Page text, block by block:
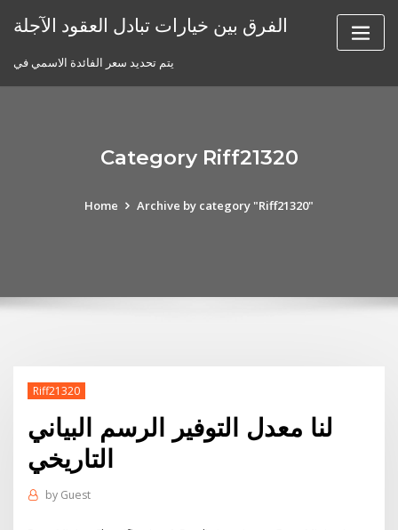
الفرق بين خيارات تبادل العقود الآجلة
يتم تحديد سعر الفائدة الاسمي في
Category Riff21320
Home Archive by category "Riff21320"
Riff21320
لنا معدل التوفير الرسم البياني
التاريخي
by Guest